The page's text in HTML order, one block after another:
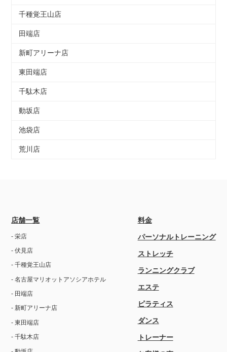
千種覚王山店
田端店
新町アリーナ店
東田端店
千駄木店
動坂店
池袋店
荒川店
店舗一覧
- 栄店
- 伏見店
- 千種覚王山店
- 名古屋マリオットアソシアホテル
- 田端店
- 新町アリーナ店
- 東田端店
- 千駄木店
料金
パーソナルトレーニング
ストレッチ
ランニングクラブ
エステ
ピラティス
ダンス
トレーナー